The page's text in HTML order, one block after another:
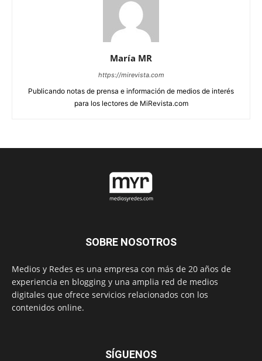
María MR
https://mirevista.com
Publicando notas de prensa e información de medios de interés
para los lectores de MiRevista.com
SOBRE NOSOTROS
Medios y Redes es una empresa con más de 20 años de
experiencia en blogging y una amplia red de medios
digitales que ofrece servicios relacionados con los
contenidos online.
SÍGUENOS